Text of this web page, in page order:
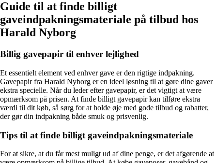
Guide til at finde billigt
gaveindpakningsmateriale på tilbud hos
Harald Nyborg
Billig gavepapir til enhver lejlighed
Et essentielt element ved enhver gave er den rigtige indpakning.
Gavepapir fra Harald Nyborg er en ideel løsning til at gøre dine gaver
ekstra specielle. Når du leder efter gavepapir, er det vigtigt at være
opmærksom på prisen. At finde billigt gavepapir kan tilføre ekstra
værdi til dit køb, så sørg for at holde øje med gode tilbud og rabatter,
der gør din indpakning både smuk og prisvenlig.
Tips til at finde billigt gaveindpakningsmateriale
For at sikre, at du får mest muligt ud af dine penge, er det afgørende at